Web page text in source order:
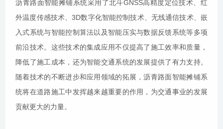
沥青路面智能摊铺系统采用了北斗GNSS高精度定位技术、红
外温度传感技术、3D数字化智能控制技术、无线通信技术、嵌
入式系统与智能控制算法以及智能压实与数据反馈系统等多项
前沿技术。这些技术的集成应用不仅提高了施工效率和质量，
降低了施工成本，还为智能交通系统的发展提供了有力支持。
随着技术的不断进步和应用领域的拓展，沥青路面智能摊铺系
统将在道路施工中发挥越来越重要的作用，为交通事业的发展
贡献更大的力量。